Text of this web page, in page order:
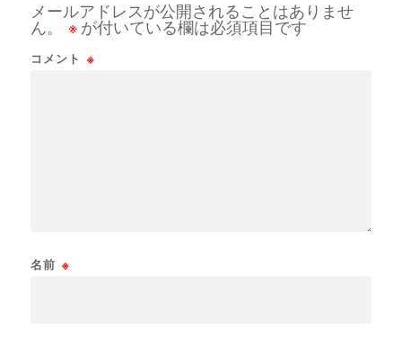
メールアドレスが公開されることはありませ
ん。
※ が付いている欄は必須項目です
コメント ※
名前 ※